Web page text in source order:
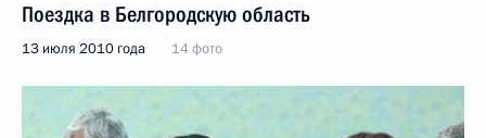
Поездка в Белгородскую область
13 июля 2010 года 14 фото